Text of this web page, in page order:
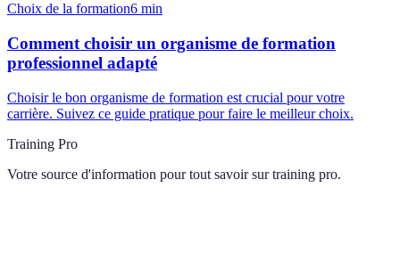
Choix de la formation6 min
Comment choisir un organisme de formation
professionnel adapté
Choisir le bon organisme de formation est crucial pour votre
carrière. Suivez ce guide pratique pour faire le meilleur choix.
Training Pro
Votre source d'information pour tout savoir sur training pro.